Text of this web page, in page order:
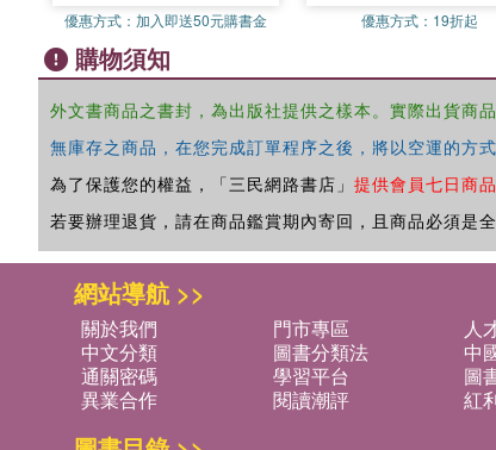
優惠方式： 加入即送50元購書金 優惠方式： 19折起
購物須知
外文書商品之書封，為出版社提供之樣本。實際出貨商
無庫存之商品，在您完成訂單程序之後，將以空運的方
為了保護您的權益，「三民網路書店」 提供會員七日商
若要辦理退貨，請在商品鑑賞期內寄回，且商品必須是
網站導航 >>
關於我們 門市專區 人
中文分類
圖書分類法 中
通關密碼
學習平台 圖
異業合作
閱讀潮評 紅